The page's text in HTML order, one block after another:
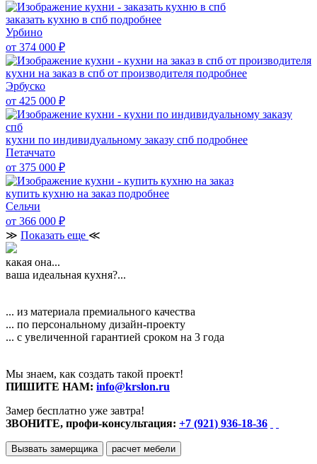
заказать кухню в спб подробнее
Урбино
от 374 000 ₽
кухни на заказ в спб от производителя подробнее
Эрбуско
от 425 000 ₽
кухни по индивидуальному заказу спб подробнее
Петаччато
от 375 000 ₽
купить кухню на заказ подробнее
Сельчи
от 366 000 ₽
≫ Показать еще ≪
какая она...
ваша идеальная кухня?...
... из материала премиального качества
... по персональному дизайн-проекту
... с увеличенной гарантией сроком на 3 года
Мы знаем, как создать такой проект!
ПИШИТЕ НАМ: info@krslon.ru
Замер бесплатно уже завтра!
ЗВОНИТЕ, профи-консультация: +7 (921) 936-18-36
Вызвать замерщика расчет мебели